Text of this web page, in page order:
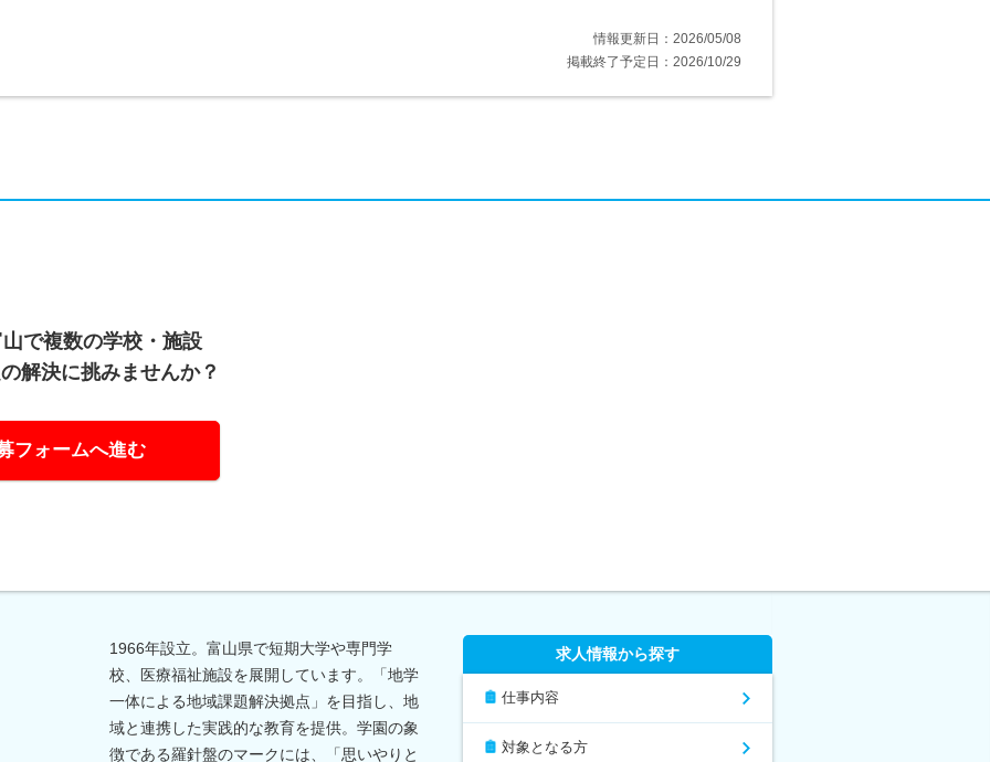
情報更新日：2026/05/08
掲載終了予定日：2026/10/29
で複数の学校・施設
解決に挑みませんか？
フォームへ進む
1966年設立。富山県で短期大学や専門学
校、医療福祉施設を展開しています。「地学
一体による地域課題解決拠点」を目指し、地
域と連携した実践的な教育を提供。学園の象
徴である羅針盤のマークには、「思いやりと
求人情報から探す
仕事内容
対象となる方